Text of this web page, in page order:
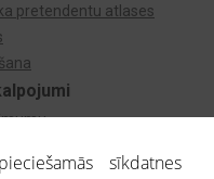
pretendentu atlases
sīkdatnes